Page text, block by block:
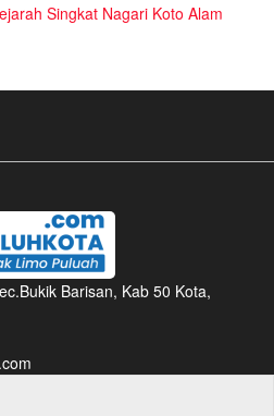
Singkat Nagari Koto Alam
Barisan, Kab 50 Kota,